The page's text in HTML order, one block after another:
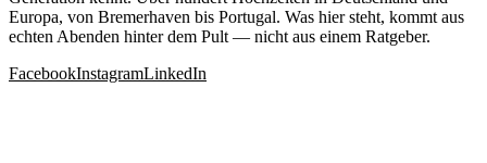
Europa, von Bremerhaven bis Portugal. Was hier steht, kommt aus
echten Abenden hinter dem Pult — nicht aus einem Ratgeber.
FacebookInstagramLinkedIn